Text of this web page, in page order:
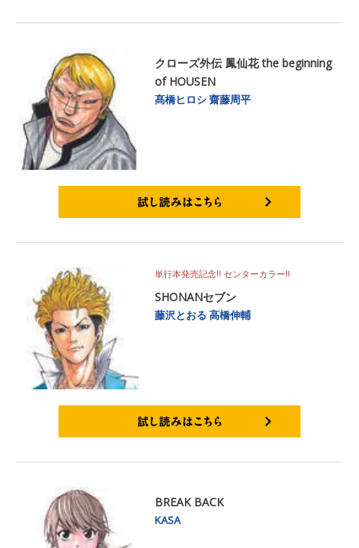
クローズ外伝 鳳仙花 the beginning
of HOUSEN
髙橋ヒロシ齋藤周平
単行本発売記念!! センターカラー!!
SHONANセブン
藤沢とおる 高橋伸輔
BREAK BACK
KASA